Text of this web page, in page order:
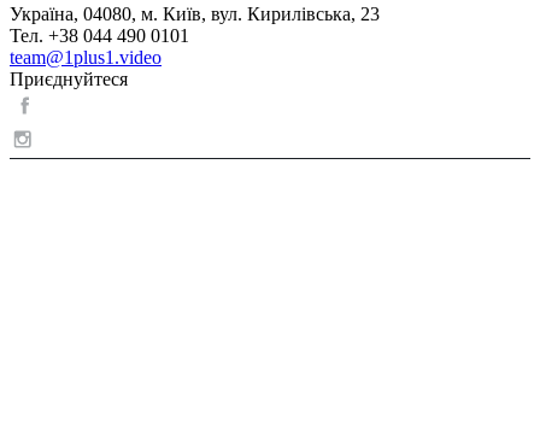
Україна, 04080, м. Київ, вул. Кирилівська, 23
Тел. +38 044 490 0101
team@1plus1.video
Приєднуйтеся